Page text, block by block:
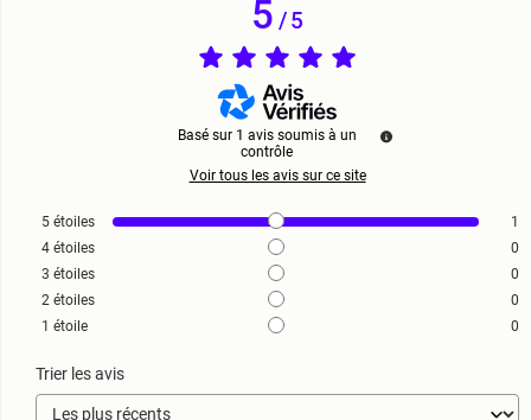
5/5
Basé sur 1 avis soumis à un
contrôle
Voir tous les avis sur ce site
5 étoiles
1
4 étoiles
0
3 étoiles
0
2 étoiles
0
1 étoile 0
Trier les avis